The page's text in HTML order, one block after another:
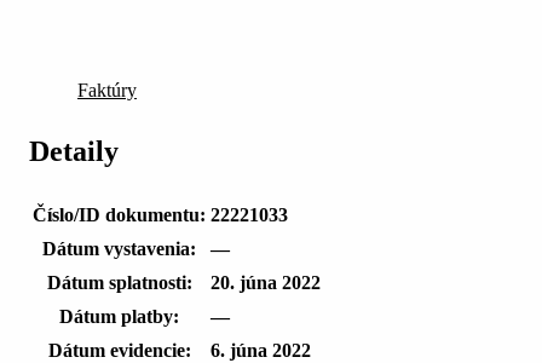
Faktúry
Detaily
Číslo/ID dokumentu: 22221033
Dátum vystavenia:
—
Dátum splatnosti:
20. júna 2022
Dátum platby:
—
Dátum evidencie:
6. júna 2022